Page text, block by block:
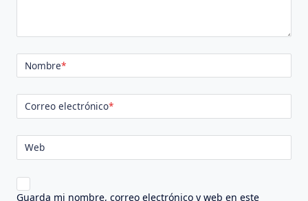
Nombre*
Correo electrónico*
Web
Guarda mi nombre, correo electrónico y web en este